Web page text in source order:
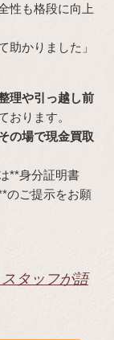
性も格段に向上
助かりました」
理や引っ越し前
おります。
の場で現金買取
**身分証明書
のご提示をお願
タッフが語